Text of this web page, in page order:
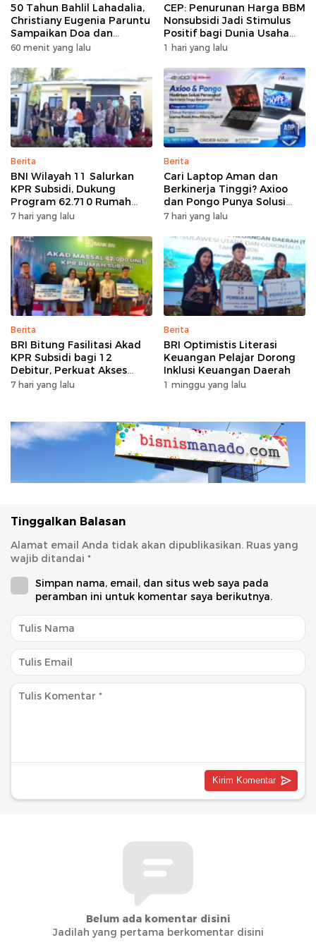
50 Tahun Bahlil Lahadalia,
Christiany Eugenia Paruntu
Sampaikan Doa dan
Harapan
60 menit yang lalu
CEP: Penurunan Harga BBM
Nonsubsidi Jadi Stimulus
Positif bagi Dunia Usaha
dan Pertumbuhan Ekonomi
1 hari yang lalu
Berita
BNI Wilayah 11 Salurkan
KPR Subsidi, Dukung
Program 62.710 Rumah
Bersubsidi
7 hari yang lalu
Berita
Cari Laptop Aman dan
Berkinerja Tinggi? Axioo
dan Pongo Punya Solusi
dengan Garansi Ekstra
7 hari yang lalu
Berita
BRI Bitung Fasilitasi Akad
KPR Subsidi bagi 12
Debitur, Perkuat Akses
Hunian Masyarakat
7 hari yang lalu
Berita
BRI Optimistis Literasi
Keuangan Pelajar Dorong
Inklusi Keuangan Daerah
1 minggu yang lalu
Tinggalkan Balasan
Alamat email Anda tidak akan dipublikasikan. Ruas yang
wajib ditandai *
Simpan nama, email, dan situs web saya pada
peramban ini untuk komentar saya berikutnya.
Belum ada komentar disini
Jadilah yang pertama berkomentar disini